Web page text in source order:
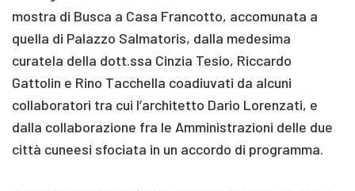
mostra di Busca a Casa Francotto, accomunata a
quella di Palazzo Salmatoris, dalla medesima
curatela della dott.ssa Cinzia Tesio, Riccardo
Gattolin e Rino Tacchella coadiuvati da alcuni
collaboratori tra cui l’architetto Dario Lorenzati, e
dalla collaborazione fra le Amministrazioni delle due
città cuneesi sfociata in un accordo di programma.